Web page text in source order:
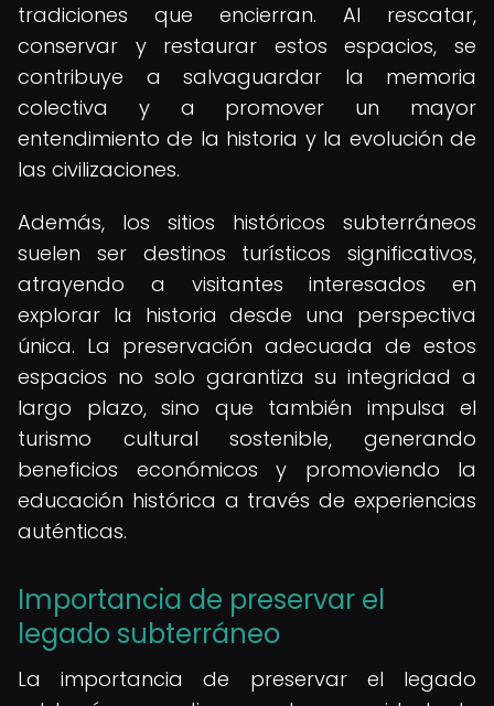
tradiciones que encierran. Al rescatar,
conservar y restaurar estos espacios, se
contribuye a salvaguardar la memoria
colectiva y a promover un mayor
entendimiento de la historia y la evolución de
las civilizaciones.
Además, los sitios históricos subterráneos
suelen ser destinos turísticos significativos,
atrayendo a visitantes interesados en
explorar la historia desde una perspectiva
única. La preservación adecuada de estos
espacios no solo garantiza su integridad a
largo plazo, sino que también impulsa el
turismo cultural sostenible, generando
beneficios económicos y promoviendo la
educación histórica a través de experiencias
auténticas.
Importancia de preservar el
legado subterráneo
La importancia de preservar el legado